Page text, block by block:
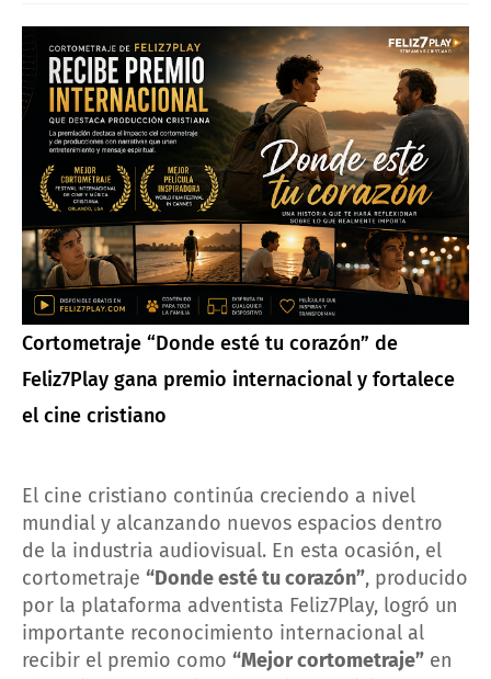
Cortometraje “Donde esté tu corazón” de
Feliz7Play gana premio internacional y fortalece
el cine cristiano
El cine cristiano continúa creciendo a nivel
mundial y alcanzando nuevos espacios dentro
de la industria audiovisual. En esta ocasión, el
cortometraje “Donde esté tu corazón”, producido
por la plataforma adventista Feliz7Play, logró un
importante reconocimiento internacional al
recibir el premio como “Mejor cortometraje” en